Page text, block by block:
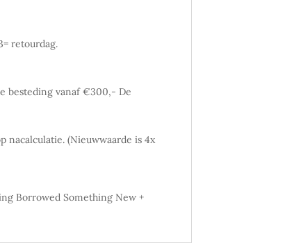
retourdag.
besteding vanaf €300,- De
(Nieuwwaarde is 4x
Borrowed Something New +